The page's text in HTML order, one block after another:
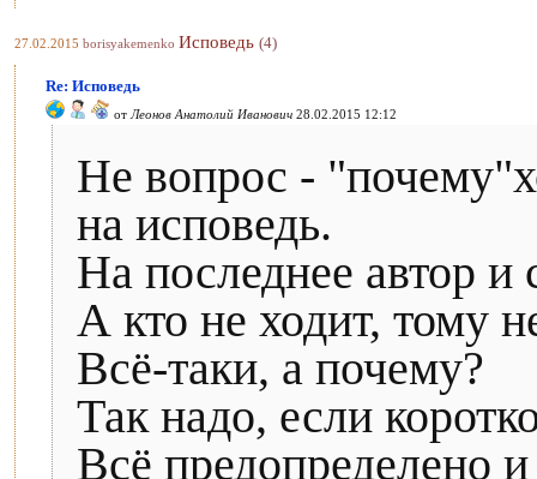
27.02.2015 borisyakemenko Исповедь (4)
Re: Исповедь
от Леонов Анатолий Иванович 28.02.2015 12:12
Не вопрос -
на исповедь.
На последнее автор и
А кто не ходит, тому
Всё-таки, а почему?
Так надо, если
Всё предопределено